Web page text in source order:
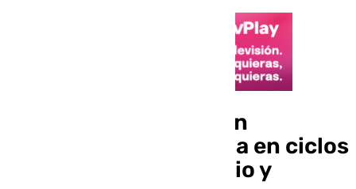
Casi 11.000 plazas son
ofertadas por la Junta en ciclos
de Grado Básico, Medio y